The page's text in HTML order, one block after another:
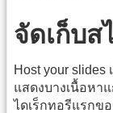
จัดเก็บ
Host your
แสดงบางเนื้อหา
ไดเร็กทอรีแรกข